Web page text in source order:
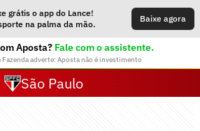
grátis o app do Lance!
na palma da mão.
Baixe agora
Aposta? Fale com o assistente.
adverte: Aposta não é investimento
São Paulo